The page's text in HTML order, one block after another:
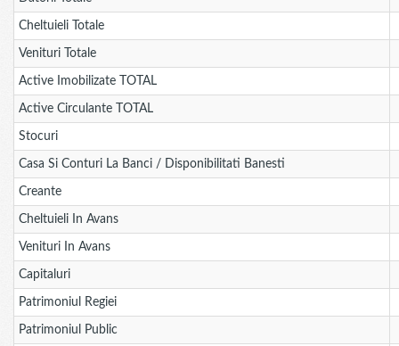
Cheltuieli Totale
Venituri Totale
Active Imobilizate TOTAL
Active Circulante TOTAL
Stocuri
Casa Si Conturi La Banci / Disponibilitati Banesti
Creante
Cheltuieli In Avans
Venituri In Avans
Capitaluri
Patrimoniul Regiei
Patrimoniul Public